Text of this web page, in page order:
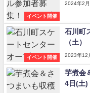
イベント開催
2024年2月
イベント開催
石川町
（土）
2023年12
芋煮会
4日(土)